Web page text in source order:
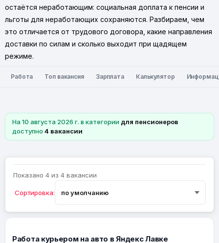
остаётся неработающим: социальная доплата к пенсии и
льготы для неработающих сохраняются. Разбираем, чем
это отличается от трудового договора, какие направления
доставки по силам и сколько выходит при щадящем
режиме.
Работа Топ вакансия Зарплата Калькулятор
На 10 августа 2026 г. в категории для пенсионеров
доступно 4 вакансии
Показано 4 из 4 вакансии
Сортировка:
Работа курьером на авто в Яндекс Лавке